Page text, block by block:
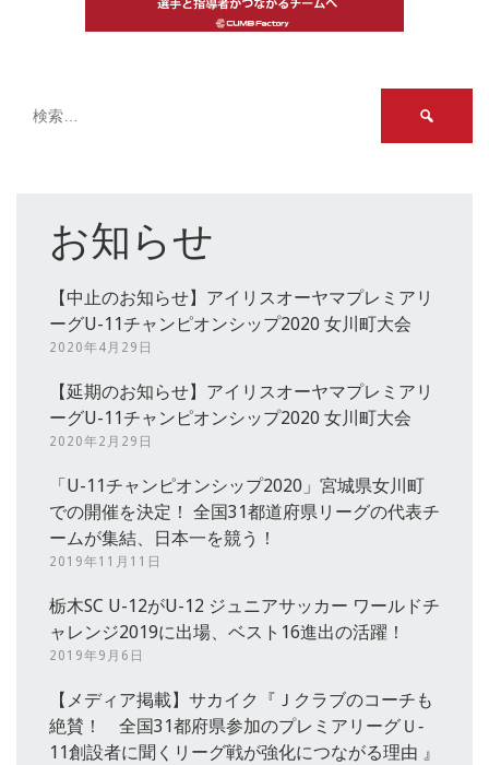
お知らせ
【中止のお知らせ】アイリスオーヤマプレミアリ
ーグU-11チャンピオンシップ2020 女川町大会
2020年4月29日
【延期のお知らせ】アイリスオーヤマプレミアリ
ーグU-11チャンピオンシップ2020 女川町大会
2020年2月29日
「U-11チャンピオンシップ2020」宮城県女川町
での開催を決定！ 全国31都道府県リーグの代表チ
ームが集結、日本一を競う！
2019年11月11日
栃木SC U-12がU-12 ジュニアサッカー ワールドチ
ャレンジ2019に出場、ベスト16進出の活躍！
2019年9月6日
【メディア掲載】サカイク『Ｊクラブのコーチも
絶賛！ 全国31都府県参加のプレミアリーグＵ‐
11創設者に聞くリーグ戦が強化につながる理由 』